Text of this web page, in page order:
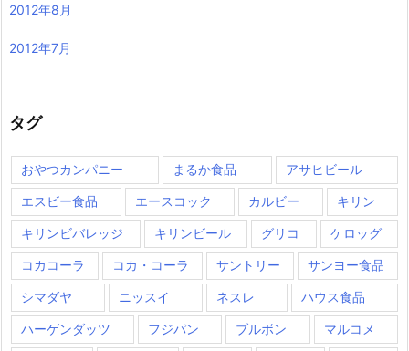
2012年8月
2012年7月
タグ
おやつカンパニー まるか食品 アサヒビール
エスビー食品 エースコック カルビー キリン
キリンビバレッジ キリンビール グリコ ケロッグ
コカコーラ コカ・コーラ サントリー サンヨー食品
シマダヤ ニッスイ ネスレ ハウス食品
ハーゲンダッツ フジパン ブルボン マルコメ